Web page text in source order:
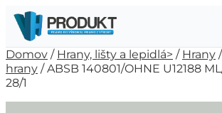
Domov / Hrany, lišty a lepidlá> / Hrany /
hrany / ABSB 140801/OHNE U12188
28/1